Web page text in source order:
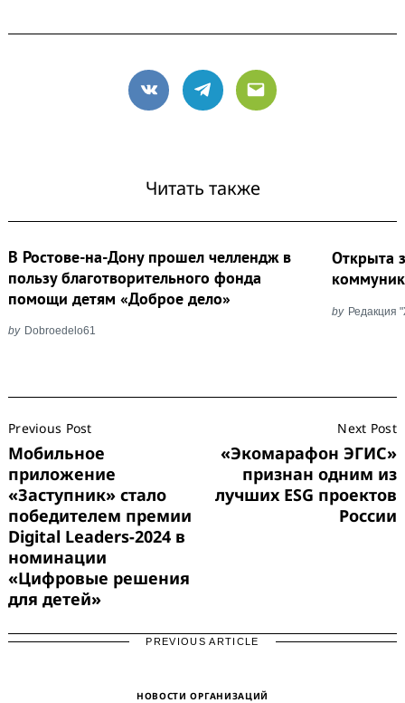
VK Telegram
Email
Читать также
В Ростове-на-Дону прошел челлендж в
пользу благотворительного фонда
помощи детям «Доброе дело»
by Dobroedelo61
Открыта
by Редакция
Navigation
Previous Post
Мобильное
приложение
«Заступник» стало
победителем премии
Digital Leaders-2024 в
номинации
«Цифровые решения
для детей»
Next Post
«Экомарафон ЭГИС»
признан одним из
лучших ESG проектов
России
PREVIOUS ARTICLE
НОВОСТИ ОРГАНИЗАЦИЙ
Search